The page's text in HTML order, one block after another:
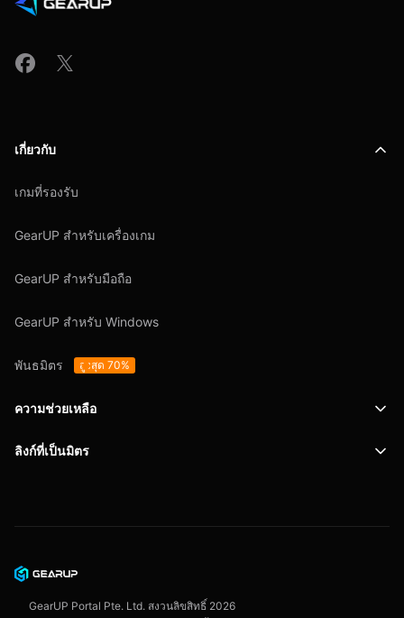
เกี่ยวกับ
เกมที่รองรับ
GearUP สำหรับเครื่องเกม
GearUP สำหรับมือถือ
GearUP สำหรับ Windows
พันธมิตร สูงสุด 70%
ความช่วยเหลือ
การสนับสนุน
ข้อตกลงผู้ใช้งาน
ลิงก์ที่เป็นมิตร
GearUP Portal Pte. Ltd. สงวนลิขสิทธิ์ 2026